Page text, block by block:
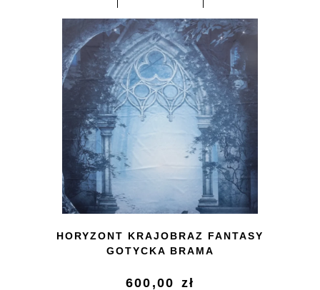
HORYZONT KRAJOBRAZ FANTASY
GOTYCKA BRAMA
600,00 zł